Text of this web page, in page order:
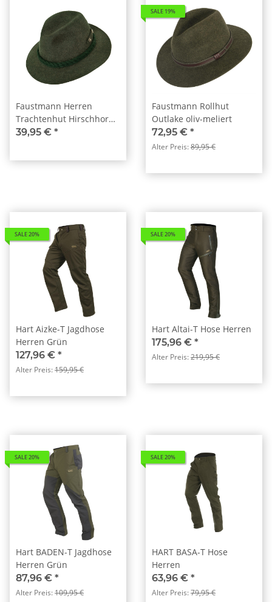
Faustmann Herren
Trachtenhut Hirschhorn
oliv
39,95 € *
SALE 19%
Faustmann Rollhut
Outlake oliv-meliert
72,95 € *
Alter Preis:89,95 €
SALE 20%
Hart Aizke-T Jagdhose
Herren Grün
127,96 € *
Alter Preis:159,95 €
SALE 20%
Hart Altai-T Hose Herren
175,96 € *
Alter Preis:219,95 €
SALE 20%
Hart BADEN-T Jagdhose
Herren Grün
87,96 € *
Alter Preis:109,95 €
SALE 20%
HART BASA-T Hose
Herren
63,96 € *
Alter Preis:79,95 €